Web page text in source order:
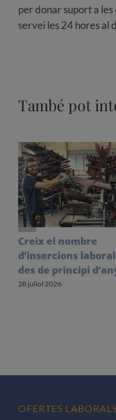
per donar suport a
servei les 24 hores al
També pot
Creix el nombre
d’insercions
des de principi
28 juliol 2026
OFERTES